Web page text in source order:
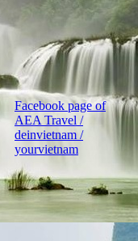
Facebook page of
AEA Travel /
deinvietnam /
yourvietnam